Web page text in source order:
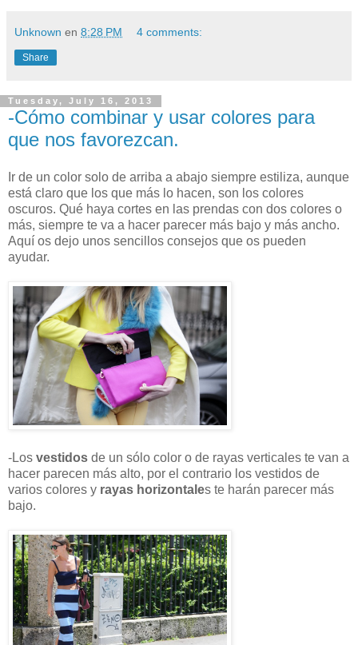
Unknown en 8:28 PM 4 comments:
Share
Tuesday, July 16, 2013
-Cómo combinar y usar colores para
que nos favorezcan.
Ir de un color solo de arriba a abajo siempre estiliza, aunque
está claro que los que más lo hacen, son los colores
oscuros. Qué haya cortes en las prendas con dos colores o
más, siempre te va a hacer parecer más bajo y más ancho.
Aquí os dejo unos sencillos consejos que os pueden
ayudar.
-Los vestidos de un sólo color o de rayas verticales te van a
hacer parecen más alto, por el contrario los vestidos de
varios colores y rayas horizontales te harán parecer más
bajo.